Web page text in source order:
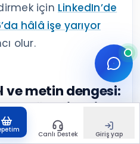
için LinkedIn’de
hâlâ işe yarıyor
olur.
ve metin dengesi:
görselin mi
ayırma
Canlı Destek Giriş yap